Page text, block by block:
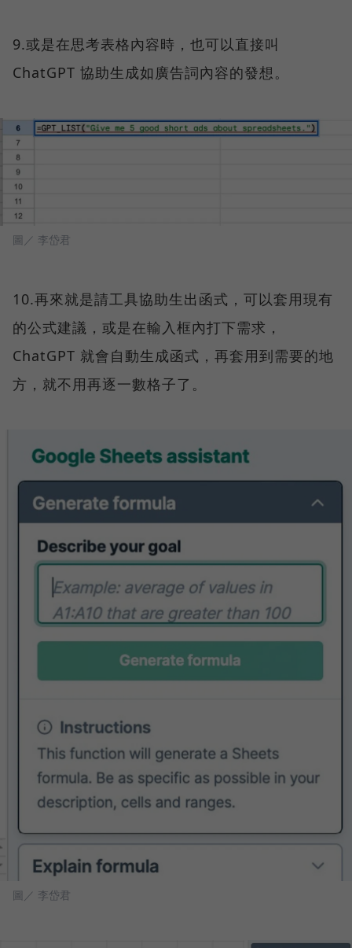
9.或是在思考表格內容時，也可以直接叫
ChatGPT 協助生成如廣告詞內容的發想。
圖／ 李岱君
10.再來就是請工具協助生出函式，可以套用現有
的公式建議，或是在輸入框內打下需求，
ChatGPT 就會自動生成函式，再套用到需要的地
方，就不用再逐一數格子了。
圖／ 李岱君